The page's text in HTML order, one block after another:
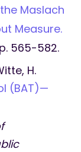
Maslach
Measure.
565-582.
H.
(BAT)—